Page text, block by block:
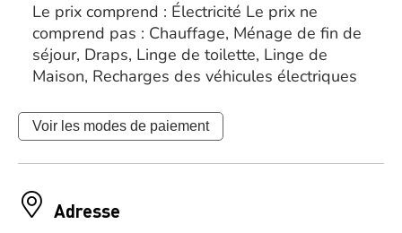
Le prix comprend : Électricité Le prix ne
comprend pas : Chauffage, Ménage de fin de
séjour, Draps, Linge de toilette, Linge de
Maison, Recharges des véhicules électriques
Voir les modes de paiement
Adresse